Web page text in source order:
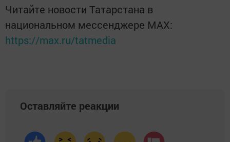
Читайте новости Татарстана в
национальном мессенджере MАХ:
https://max.ru/tatmedia
Оставляйте реакции